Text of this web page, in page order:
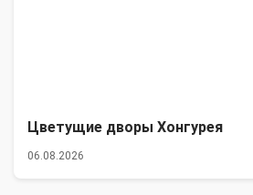
Цветущие дворы Хонгурея
06.08.2026